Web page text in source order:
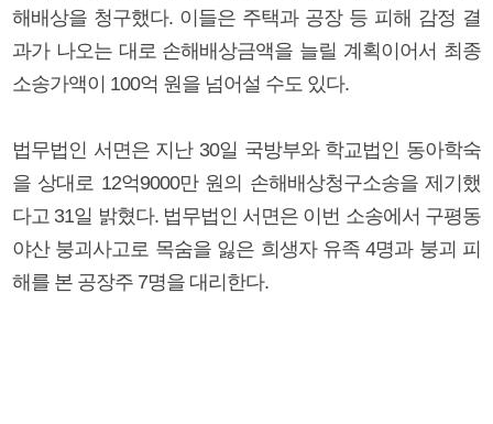
해배상을 청구했다. 이들은 주택과 공장 등 피해 감정 결
과가 나오는 대로 손해배상금액을 늘릴 계획이어서 최종
소송가액이 100억 원을 넘어설 수도 있다.
법무법인 서면은 지난 30일 국방부와 학교법인 동아학숙
을 상대로 12억9000만 원의 손해배상청구소송을 제기했
다고 31일 밝혔다. 법무법인 서면은 이번 소송에서 구평동
야산 붕괴사고로 목숨을 잃은 희생자 유족 4명과 붕괴 피
해를 본 공장주 7명을 대리한다.